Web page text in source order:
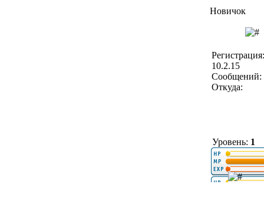
Новичок
Регистрация:
10.2.15
Сообщений:
Откуда:
Уровень: 1